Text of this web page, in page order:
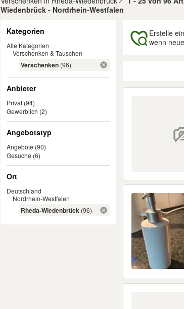
Wiedenbrück - Nordrhein-Westfalen
Kategorien
Alle Kategorien
Verschenken & Tauschen
Verschenken (96)
Anbieter
Privat (94)
Gewerblich (2)
Angebotstyp
Angebote (90)
Gesuche (6)
Ort
Deutschland
Nordrhein-Westfalen
Rheda-Wiedenbrück (96)
Erstelle
wenn
Ergebnisse